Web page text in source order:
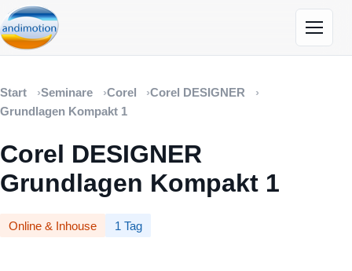
Menü
Start Seminare Corel
Corel DESIGNER
Grundlagen Kompakt 1
Corel DESIGNER
Grundlagen Kompakt 1
Online & Inhouse 1 Tag